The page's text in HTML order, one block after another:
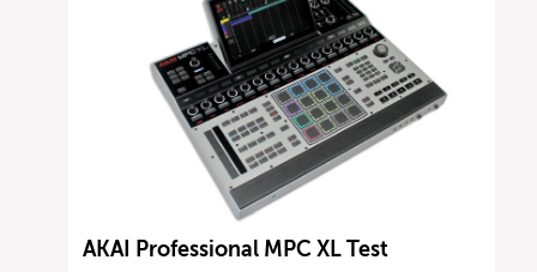
AKAI Professional MPC XL Test